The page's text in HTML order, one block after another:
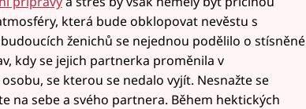
která bude obklopovat nevěstu s
ženichů se nejednou podělilo o stísněné
kdy se jejich partnerka proměnila v
se kterou se nedalo vyjít. Nesnažte se
na sebe a svého partnera. Během hektických